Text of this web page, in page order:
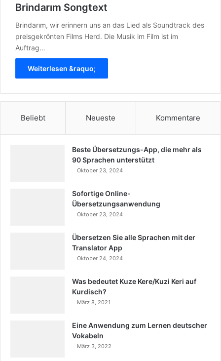
Brindarım Songtext
Brindarım, wir erinnern uns an das Lied als Soundtrack des
preisgekrönten Films Herd. Die Musik im Film ist im
Auftrag…
Weiterlesen &raquo;
Beliebt Neueste Kommentare
Beste Übersetzungs-App, die mehr als
90 Sprachen unterstützt
Oktober 23, 2024
Sofortige Online-
Übersetzungsanwendung
Oktober 23, 2024
Übersetzen Sie alle Sprachen mit der
Translator App
Oktober 24, 2024
Was bedeutet Kuze Kere/Kuzi Keri auf
Kurdisch?
März 8, 2021
Eine Anwendung zum Lernen deutscher
Vokabeln
März 3, 2022